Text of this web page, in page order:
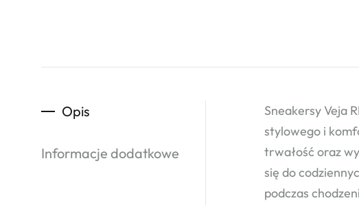
Opis
Informacje dodatkowe
Sneakersy Veja
stylowego i
trwałość oraz
się do
podczas